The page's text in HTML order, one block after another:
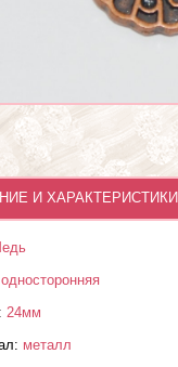
И ХАРАКТЕРИСТИКИ
односторонняя
24мм
металл